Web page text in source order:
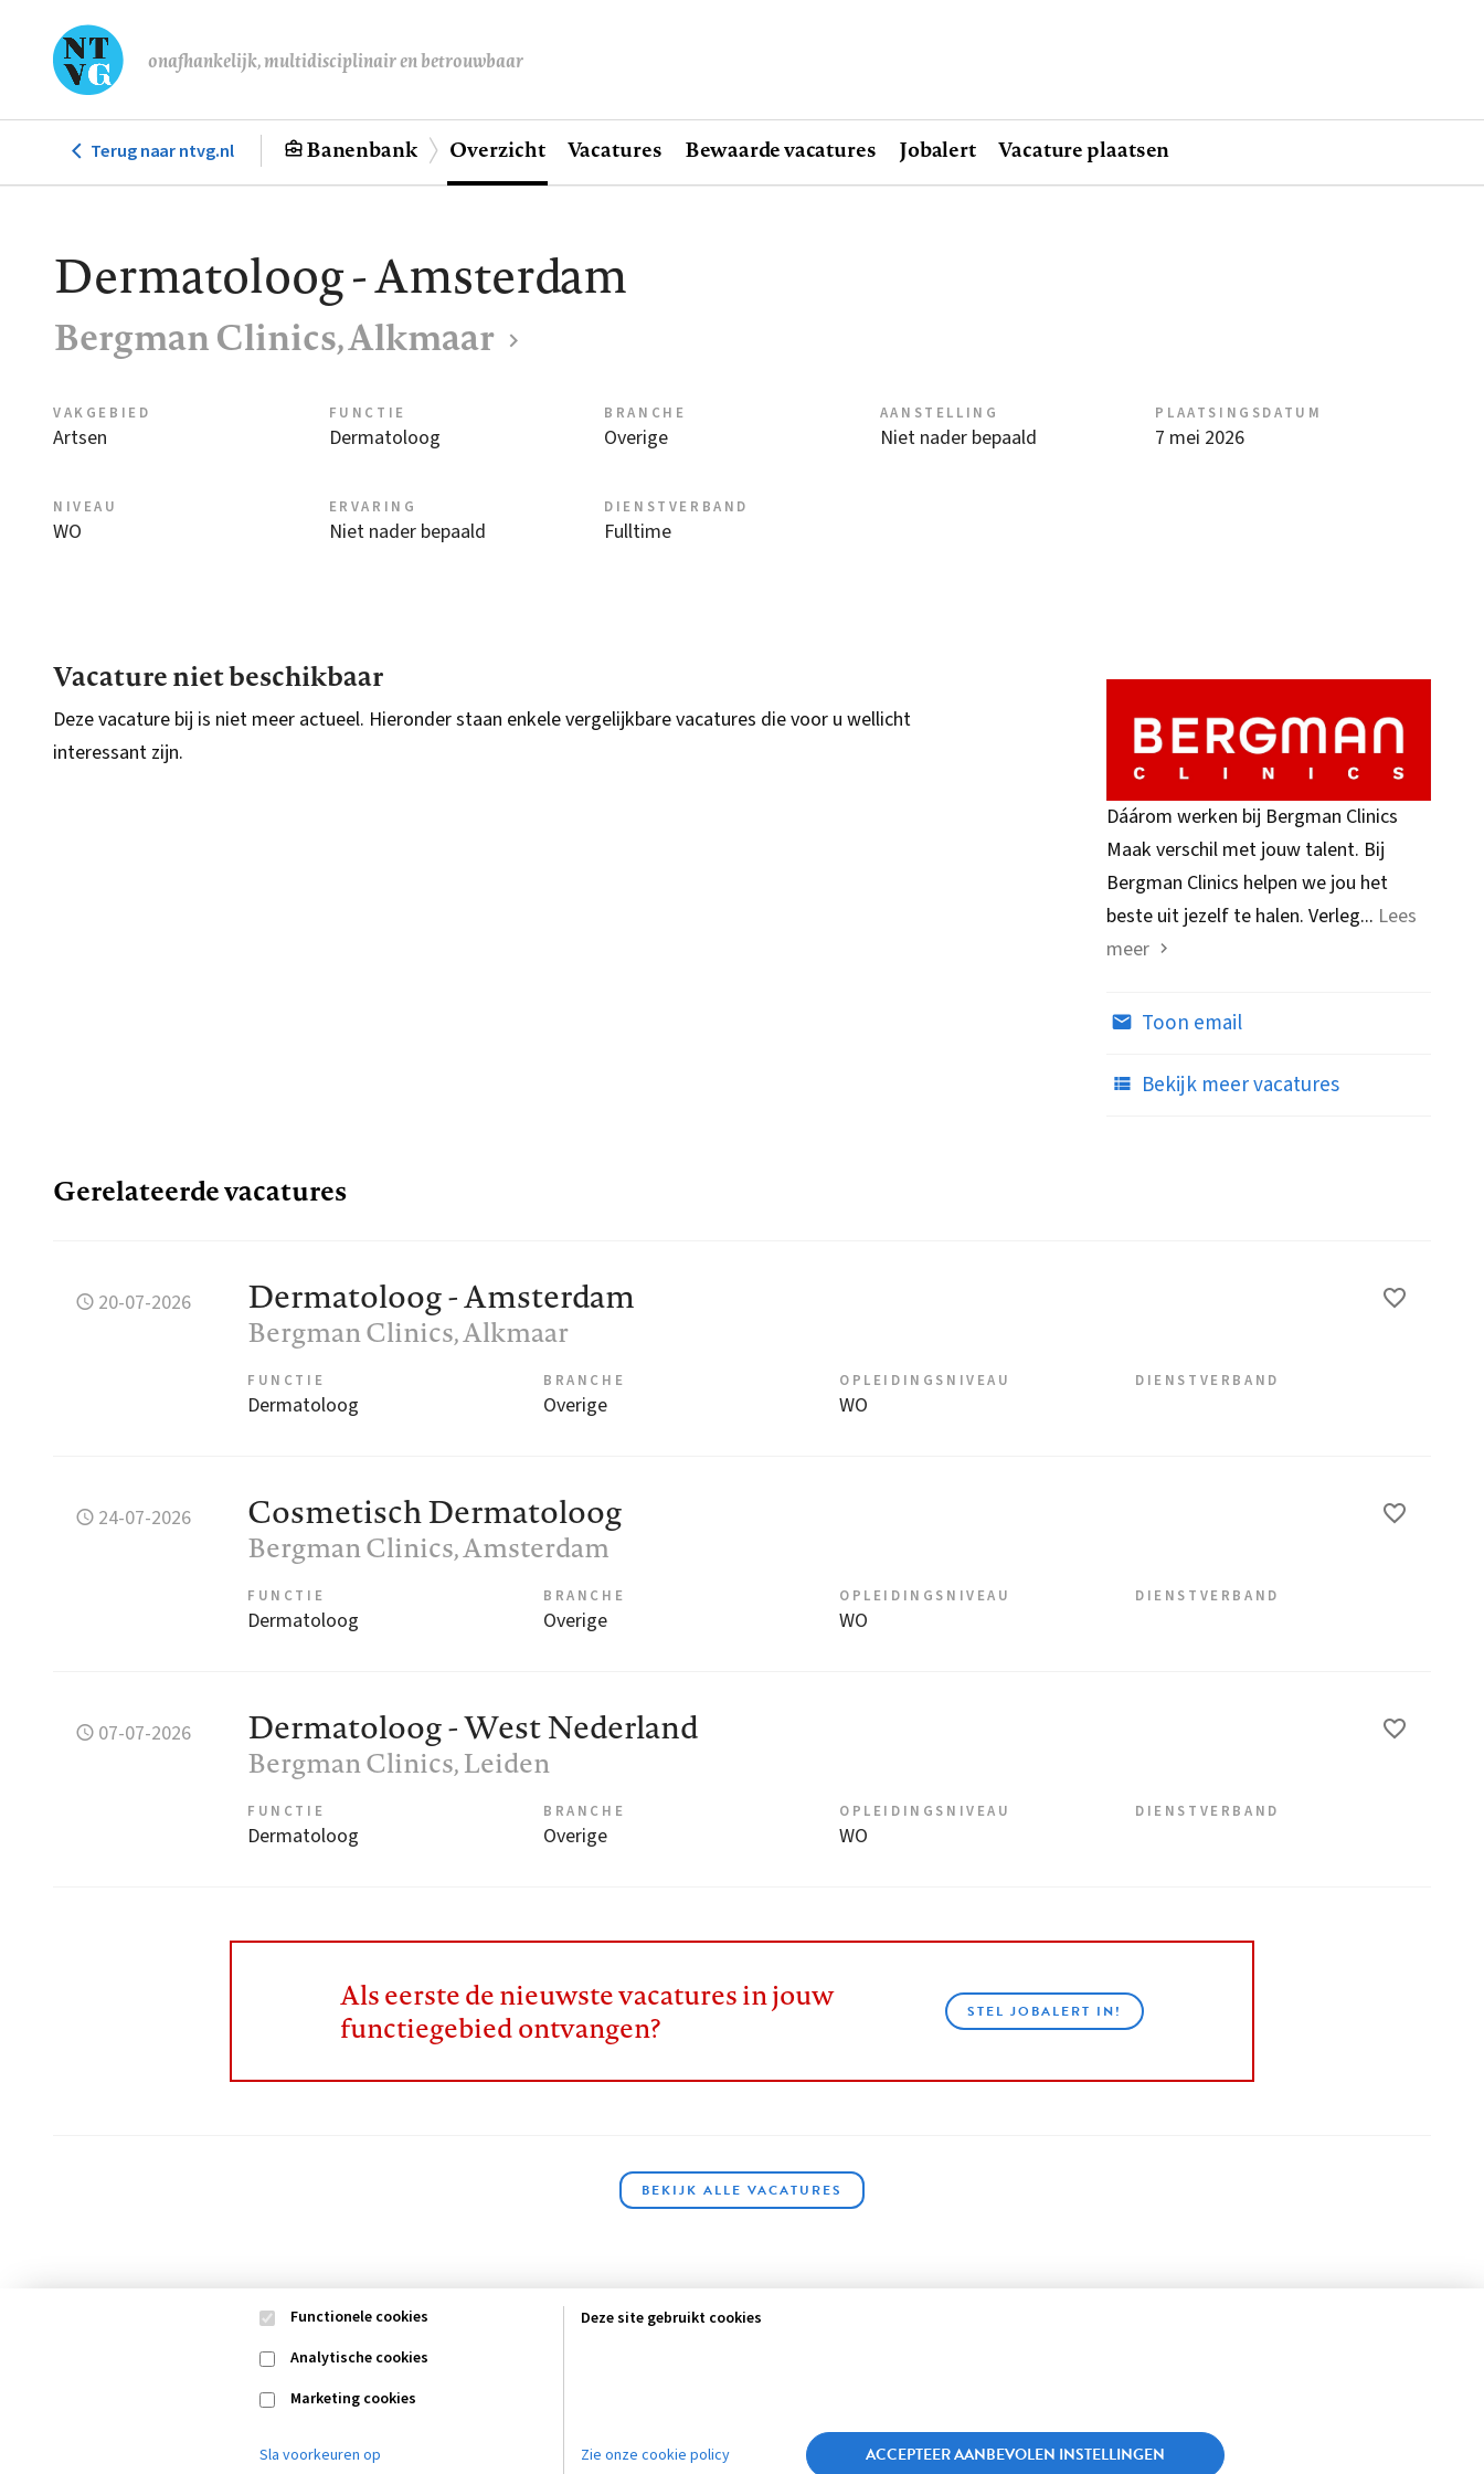
de
onafhankelijk, multidisciplinair en betrouwbaar
Hoofdnavigatie
Terug naar ntvg.nl Banenbank Overzicht Vacatures Bewaarde vacatures Jobalert Vacature plaatsen
Dermatoloog - Amsterdam
Bergman Clinics, Alkmaar
VAKGEBIED
Artsen
FUNCTIE
Dermatoloog
BRANCHE
Overige
AANSTELLING
Niet nader bepaald
PLAATSINGSDATUM
7 mei 2026
NIVEAU
WO
ERVARING
Niet nader bepaald
DIENSTVERBAND
Fulltime
Vacature niet beschikbaar
Deze vacature bij is niet meer actueel. Hieronder staan enkele vergelijkbare vacatures die voor u wellicht
interessant zijn.
Dáárom werken bij Bergman Clinics
Maak verschil met jouw talent. Bij
Bergman Clinics helpen we jou het
beste uit jezelf te halen. Verleg... Lees
meer
Toon email
Bekijk meer vacatures
Gerelateerde vacatures
20-07-2026 Dermatoloog - Amsterdam
Bergman Clinics, Alkmaar
FUNCTIE
Dermatoloog
BRANCHE
Overige
OPLEIDINGSNIVEAU
WO
DIENSTVERBAND
24-07-2026 Cosmetisch Dermatoloog
Bergman Clinics, Amsterdam
FUNCTIE
Dermatoloog
BRANCHE
Overige
OPLEIDINGSNIVEAU
WO
DIENSTVERBAND
07-07-2026 Dermatoloog - West Nederland
Bergman Clinics, Leiden
FUNCTIE
Dermatoloog
BRANCHE
Overige
OPLEIDINGSNIVEAU
WO
DIENSTVERBAND
Als eerste de nieuwste vacatures in jouw
functiegebied ontvangen?
STEL JOBALERT IN!
BEKIJK ALLE VACATURES
navigation
Contact Colofon
Deze site gebruikt cookies
Zie onze cookie policy ACCEPTEER AANBEVOLEN INSTELLINGEN
Functionele cookies
Analytische cookies
Marketing cookies
Sla voorkeuren op